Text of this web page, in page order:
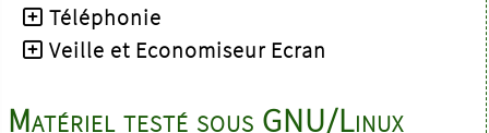
Téléphonie
Veille et Economiseur Ecran
Matériel testé sous GNU/Linux